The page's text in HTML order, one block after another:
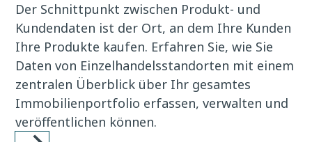
Der Schnittpunkt zwischen Produkt- und
Kundendaten ist der Ort, an dem Ihre Kunden
Ihre Produkte kaufen. Erfahren Sie, wie Sie
Daten von Einzelhandelsstandorten mit einem
zentralen Überblick über Ihr gesamtes
Immobilienportfolio erfassen, verwalten und
veröffentlichen können.